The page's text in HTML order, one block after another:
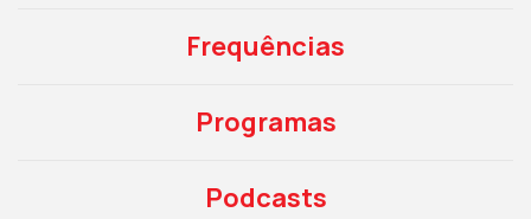
Frequências
Programas
Podcasts